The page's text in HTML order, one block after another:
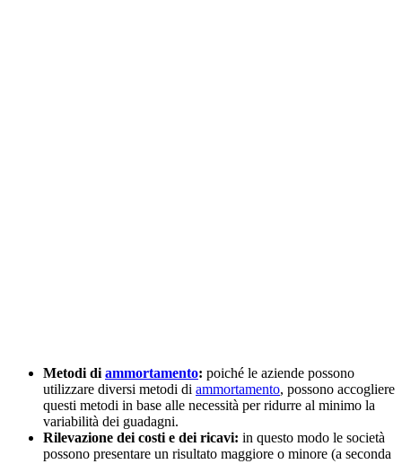
Metodi diammortamento: poiché le aziende possono
utilizzare diversi metodi di ammortamento, possono accogliere
questi metodi in base alle necessità per ridurre al minimo la
variabilità dei guadagni.
Rilevazione dei costi e dei ricavi: in questo modo le società
possono presentare un risultato maggiore o minore (a seconda